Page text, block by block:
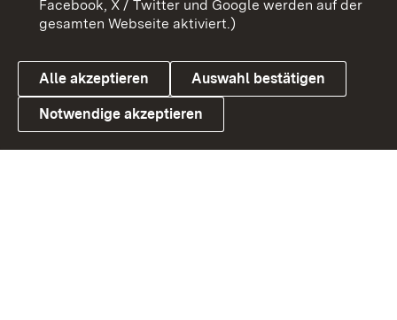
Link zum Landesportal
Cookies
Facebook, X / Twitter und Google werden auf der
gesamten Webseite aktiviert.)
Alle akzeptieren Auswahl bestätigen
Notwendige akzeptieren